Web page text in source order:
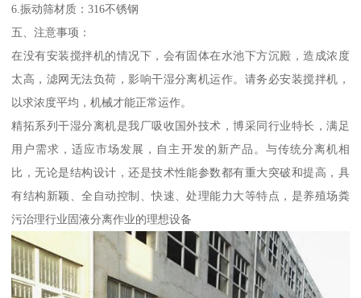
6.振动筛材质：316不锈钢
五、注意事项：
在没有安装搅拌机的情况下，会有固体在水池下方沉殿，造成浓度
太高，滤网无法负荷，影响干湿分离机运作。请务必安装搅拌机，
以求浓度平均，机械才能正常运作。
精拓系列干湿分离机是我厂吸收国外技术，博采同行业特长，满足
用户需求，适应市场发展，自主开发的新产品。与传统分离机相
比，无论是结构设计，还是技术性能参数都有重大突破和提高，具
有结构新颖、全自动控制、快速、处理能力大等特点，是养殖场粪
污治理行业固液分离作业的理想设备